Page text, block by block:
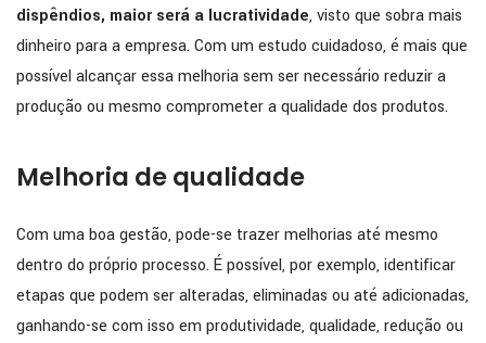
dispêndios, maior será a lucratividade, visto que sobra mais
dinheiro para a empresa. Com um estudo cuidadoso, é mais que
possível alcançar essa melhoria sem ser necessário reduzir a
produção ou mesmo comprometer a qualidade dos produtos.
Melhoria de qualidade
Com uma boa gestão, pode-se trazer melhorias até mesmo
dentro do próprio processo. É possível, por exemplo, identificar
etapas que podem ser alteradas, eliminadas ou até adicionadas,
ganhando-se com isso em produtividade, qualidade, redução ou